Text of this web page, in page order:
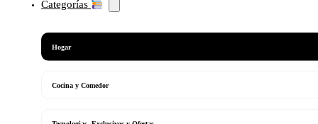
Categorías
Hogar
Cocina y Comedor